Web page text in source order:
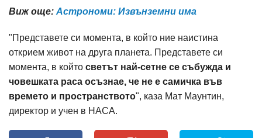
Виж още: Астрономи: Извънземни има
"Представете си момента, в който ние наистина
открием живот на друга планета. Представете си
момента, в който светът най-сетне се събужда и
човешката раса осъзнае, че не е самичка във
времето и пространството", каза Мат Маунтин,
директор и учен в НАСА.